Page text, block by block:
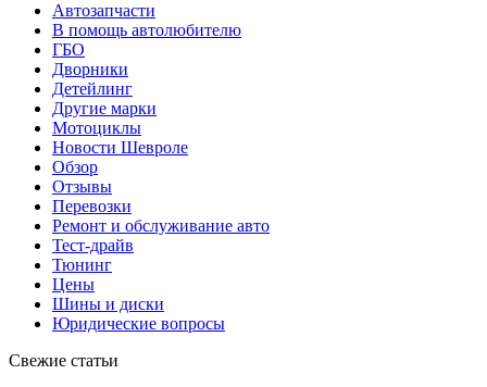
Автозапчасти
В помощь автолюбителю
ГБО
Дворники
Детейлинг
Другие марки
Мотоциклы
Новости Шевроле
Обзор
Отзывы
Перевозки
Ремонт и обслуживание авто
Тест-драйв
Тюнинг
Цены
Шины и диски
Юридические вопросы
Свежие статьи